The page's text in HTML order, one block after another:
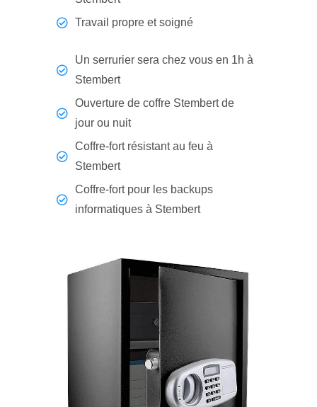
Travail propre et soigné
Un serrurier sera chez vous en 1h à
Stembert
Ouverture de coffre Stembert de
jour ou nuit
Coffre-fort résistant au feu à
Stembert
Coffre-fort pour les backups
informatiques à Stembert